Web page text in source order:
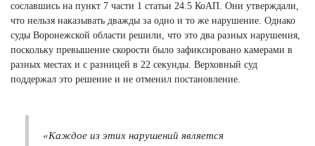
сославшись на пункт 7 части 1 статьи 24.5 КоАП. Они утверждали,
что нельзя наказывать дважды за одно и то же нарушение. Однако
суды Воронежской области решили, что это два разных нарушения,
поскольку превышение скорости было зафиксировано камерами в
разных местах и с разницей в 22 секунды. Верховный суд
поддержал это решение и не отменил постановление.
«Каждое из этих нарушений является